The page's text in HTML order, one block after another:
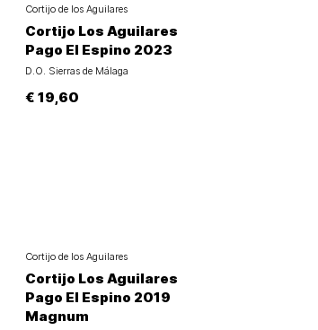
Cortijo de los Aguilares
Cortijo Los Aguilares
Pago El Espino 2023
D.O. Sierras de Málaga
€ 19,60
Cortijo de los Aguilares
Cortijo Los Aguilares
Pago El Espino 2019
Magnum